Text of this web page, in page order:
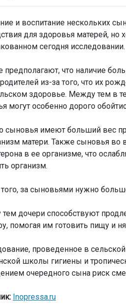
и воспитание нескольких
для здоровья матерей,
сегодня исследовании.
предполагают, что наличие
из-за того, что их
здоровье. Между тем в
могут особенно дорого
сыновья имеют больший вес
матери. Также сыновья
в ее организме, что
организм.
за сыновьями нужно
дочери способствуют
помогая им готовить пищу и
проведенное в
школы гигиены и
очередного сына риск
Inopressa.ru